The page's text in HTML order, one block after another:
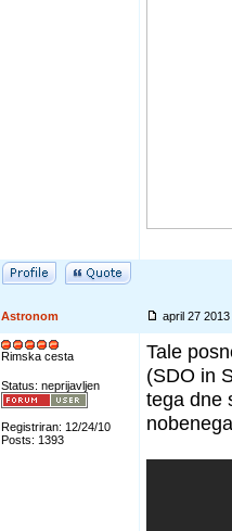
Astronom april 27
Rimska cesta
Status: neprijavljen
Registriran: 12/24/10
Posts: 1393
Tale
(SDO in
tega dne